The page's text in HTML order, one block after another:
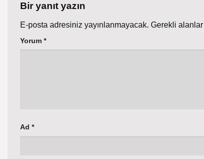
Bir yanıt yazın
E-posta adresiniz yayınlanmayacak. Gerekli alanlar
Yorum *
Ad *